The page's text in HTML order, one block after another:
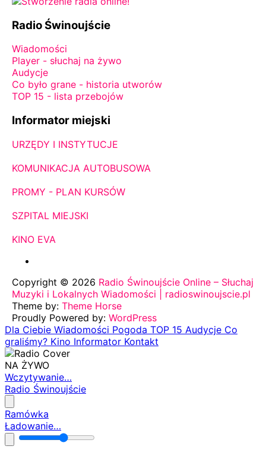
Radio Świnoujście
Wiadomości
Player - słuchaj na żywo
Audycje
Co było grane - historia utworów
TOP 15 - lista przebojów
Informator miejski
URZĘDY I INSTYTUCJE
KOMUNIKACJA AUTOBUSOWA
PROMY - PLAN KURSÓW
SZPITAL MIEJSKI
KINO EVA
Copyright © 2026 Radio Świnoujście Online – Słuchaj
Muzyki i Lokalnych Wiadomości | radioswinoujscie.pl
Theme by: Theme Horse
Proudly Powered by: WordPress
Dla Ciebie Wiadomości Pogoda TOP 15 Audycje Co
graliśmy? Kino Informator Kontakt
NA ŻYWO
Wczytywanie…
Radio Świnoujście
Ramówka
Ładowanie…